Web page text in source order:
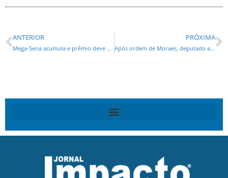
ANTERIOR
Mega-Sena acumula e prêmio deve chegar a R$ 51 milhões
PRÓXIMA
Após ordem de Moraes, deputado aliado de Bolsonaro deixa acampamento